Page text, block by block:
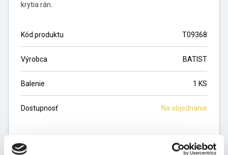
krytia rán.
Kód produktu T09368
Výrobca BATIST
Balenie 1 KS
Dostupnosť Na objednanie